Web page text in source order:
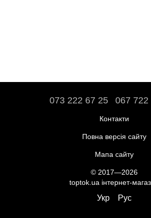
073 222 67 25 067 722
Контакти
Повна версія сайту
Мапа сайту
© 2017—2026
toptok.ua інтернет-
Укр Рус